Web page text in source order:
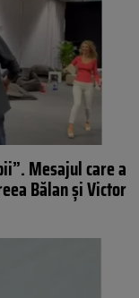
Mesajul care a
Bălan și Victor